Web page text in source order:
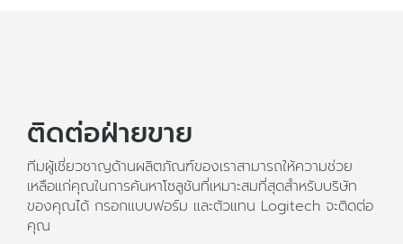
เกี่ยวกับพลาสติกรีไซเคิล
ติดต่อฝ่ายขาย
ทีมผู้เชี่ยวชาญด้านผลิตภัณฑ์ของเราสามารถให้ความช่วย
เหลือแก่คุณในการค้นหาโซลูชันที่เหมาะสมที่สุดสำหรับบริษัท
ของคุณได้ กรอกแบบฟอร์ม และตัวแทน Logitech จะติดต่อ
คุณ